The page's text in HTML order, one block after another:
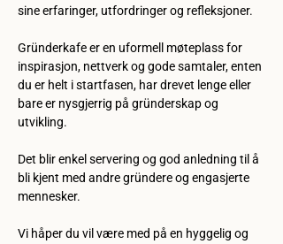
sine erfaringer, utfordringer og refleksjoner.
Gründerkafe er en uformell møteplass for
inspirasjon, nettverk og gode samtaler, enten
du er helt i startfasen, har drevet lenge eller
bare er nysgjerrig på gründerskap og
utvikling.
Det blir enkel servering og god anledning til å
bli kjent med andre gründere og engasjerte
mennesker.
Vi håper du vil være med på en hyggelig og